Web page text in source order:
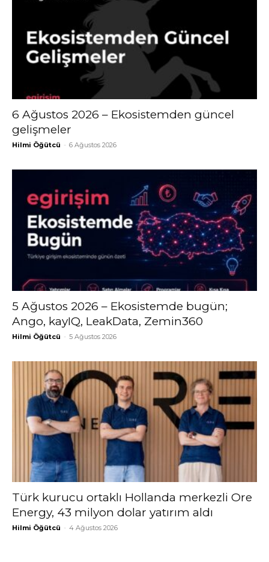
6 Ağustos 2026 – Ekosistemden güncel
gelişmeler
Hilmi Öğütcü - 6 Ağustos 2026
5 Ağustos 2026 – Ekosistemde bugün;
Ango, kayIQ, LeakData, Zemin360
Hilmi Öğütcü - 5 Ağustos 2026
Türk kurucu ortaklı Hollanda merkezli Ore
Energy, 43 milyon dolar yatırım aldı
Hilmi Öğütcü - 4 Ağustos 2026